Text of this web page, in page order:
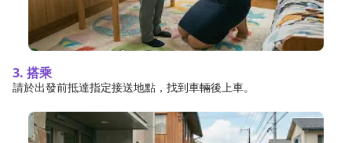
3. 搭乘
請於出發前抵達指定接送地點，找到車輛後上車。